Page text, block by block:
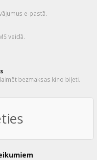
e-pastā.
veidā.
bezmaksas kino biļeti.